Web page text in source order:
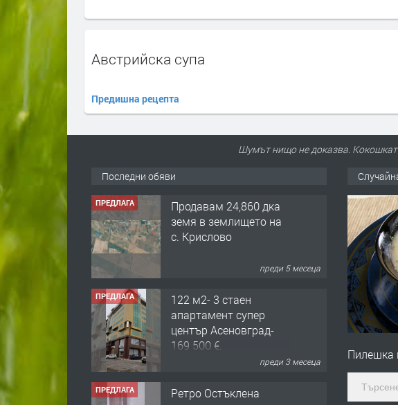
Австрийска супа
Предишна рецепта
Шумът нищо не доказва.
Последни обяви
ПРЕДЛАГА
Продавам 24,860 дка
земя в землището на
с. Крислово
преди 5 месеца
ПРЕДЛАГА
122 м2- 3 стаен
апартамент супер
център Асеновград-
169 500 €.
преди 3 месеца
ПРЕДЛАГА
Ретро Остъклена
Пилешка